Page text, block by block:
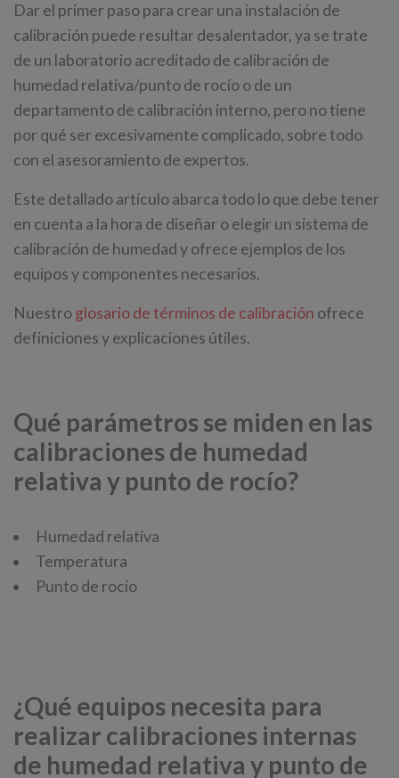
Dar el primer paso para crear una instalación de
calibración puede resultar desalentador, ya se trate
de un laboratorio acreditado de calibración de
humedad relativa/punto de rocío o de un
departamento de calibración interno, pero no tiene
por qué ser excesivamente complicado, sobre todo
con el asesoramiento de expertos.
Este detallado artículo abarca todo lo que debe tener
en cuenta a la hora de diseñar o elegir un sistema de
calibración de humedad y ofrece ejemplos de los
equipos y componentes necesarios.
Nuestroglosario de términos de calibración ofrece
definiciones y explicaciones útiles.
Qué parámetros se miden en las
calibraciones de humedad
relativa y punto de rocío?
Humedad relativa
Temperatura
Punto de rocío
¿Qué equipos necesita para
realizar calibraciones internas
de humedad relativa y punto de